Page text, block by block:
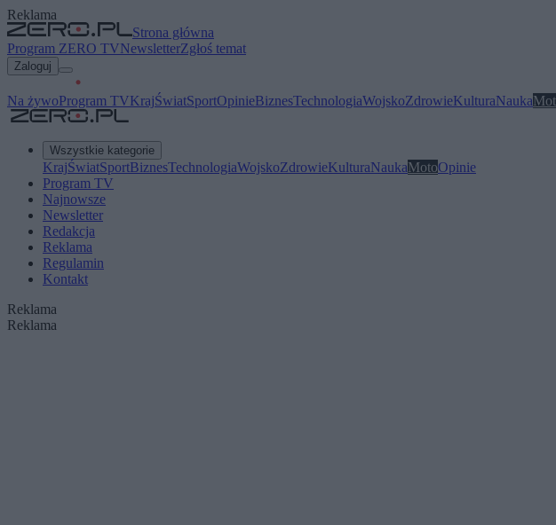
Reklama
Strona główna
Program ZERO TVNewsletterZgłoś temat
Zaloguj
Na żywoProgram TVKrajŚwiatSportOpinieBiznesTechnologiaWojskoZdrowieKulturaNauka
Wszystkie kategorie
KrajŚwiatSportBiznesTechnologiaWojskoZdrowieKulturaNaukaMotoOpinie
Program TV
Najnowsze
Newsletter
Redakcja
Reklama
Regulamin
Kontakt
Reklama
Reklama